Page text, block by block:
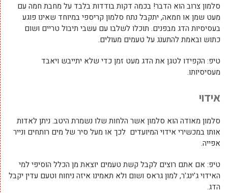
סלמון צרוב הוא הדבר! בכמה דקות בודדות בלבד על מחבת חמה עם
מעט שמן או חמאה, יתקבל נתח סלמון קריספי במיוחד שאינו פוגע
בעסיסיות הדג מבפנים. תוכלו לשלבו עם עשבי תיבול טריים ושום
כתוש ובאמת להתענג על טעמים מעולים.
טיפ: הקפידו לטגן את הדג מעט זמן כדי שלא יתייבש ויאבד
מעסיסיותו.
אידוי
סלמון מאודה הוא סלמון אשר הלחות שלו נשמרת היטב. ניתן לאדות
אותו במכשירי אידוי המיועדים לכך או מעל סיר של מים רותחים ונייר
אפייה.
טיפ: אם אתם רוצים לקבל קשת טעמים יוצאת מן הכלל הוסיפי למי
האידוי ג'ינג'ר, למון גראס ושום ולא תאמינו איזה ניחוח וטעם עדין יקבל
הדג.